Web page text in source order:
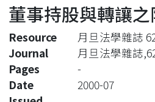
Statistics
董事持股與轉讓
Resource
月旦法學雜誌
Journal
月旦法學雜誌
Pages
-
Date
2000-07